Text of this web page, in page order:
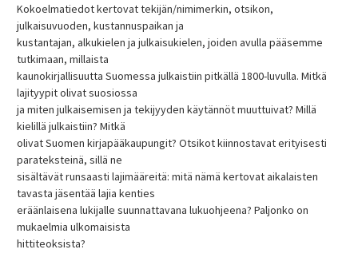
Kokoelmatiedot kertovat tekijän/nimimerkin, otsikon,
julkaisuvuoden, kustannuspaikan ja
kustantajan, alkukielen ja julkaisukielen, joiden avulla pääsemme
tutkimaan, millaista
kaunokirjallisuutta Suomessa julkaistiin pitkällä 1800-luvulla. Mitkä
lajityypit olivat suosiossa
ja miten julkaisemisen ja tekijyyden käytännöt muuttuivat? Millä
kielillä julkaistiin? Mitkä
olivat Suomen kirjapääkaupungit? Otsikot kiinnostavat erityisesti
parateksteinä, sillä ne
sisältävät runsaasti lajimääreitä: mitä nämä kertovat aikalaisten
tavasta jäsentää lajia kenties
eräänlaisena lukijalle suunnattavana lukuohjeena? Paljonko on
mukaelmia ulkomaisista
hittiteoksista?